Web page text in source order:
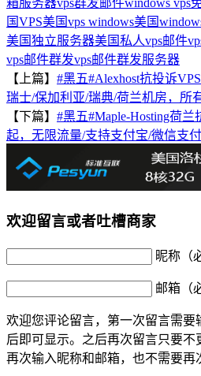
箱服务器vps群发邮件windows vps
国VPS美国vps windows美国
美国独立服务器美国私人vps邮件
vps邮件群发vps邮件群发服务器
【上篇】 #黑五#Alexhost抗投诉
瑞士/保加利亚/瑞典/荷兰机房，所
【下篇】 #黑五#Maple-Hosting荷兰
起，无限流量/支持支付宝/微信支付
欢迎留言或者吐槽商家
昵称（
邮箱（
欢迎您评论留言，第一次留言需
后即可显示。之后再次留言只要
再次输入昵称和邮箱，也不需要再